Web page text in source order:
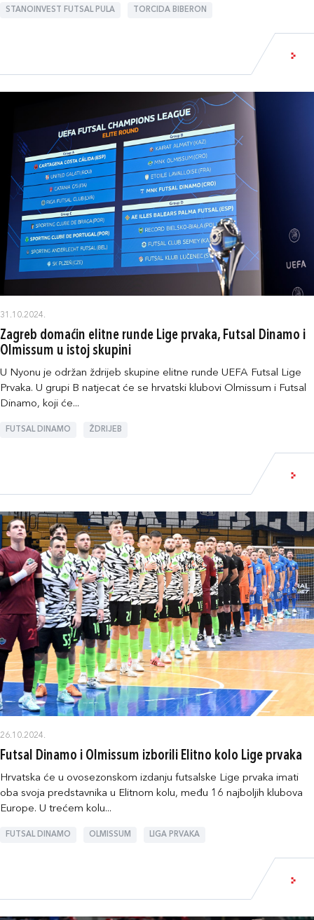
STANOINVEST FUTSAL PULA TORCIDA BIBERON
31.10.2024.
Zagreb domaćin elitne runde Lige prvaka, Futsal Dinamo i
Olmissum u istoj skupini
U Nyonu je održan ždrijeb skupine elitne runde UEFA Futsal Lige
Prvaka. U grupi B natjecat će se hrvatski klubovi Olmissum i Futsal
Dinamo, koji će...
FUTSAL DINAMO ŽDRIJEB
26.10.2024.
Futsal Dinamo i Olmissum izborili Elitno kolo Lige prvaka
Hrvatska će u ovosezonskom izdanju futsalske Lige prvaka imati
oba svoja predstavnika u Elitnom kolu, među 16 najboljih klubova
Europe. U trećem kolu...
FUTSAL DINAMO OLMISSUM LIGA PRVAKA